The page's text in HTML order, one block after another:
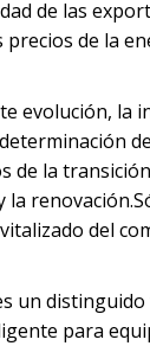
de las
de la
evolución, la
de la
del
un
para